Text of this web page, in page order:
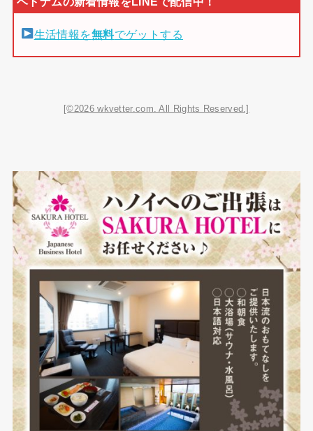
生活情報を無料でゲットする
[©2026 wkvetter.com. All Rights Reserved.]